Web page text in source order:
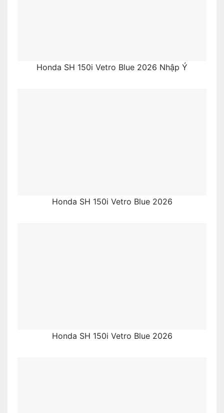
Honda SH 150i Vetro Blue 2026 Nhập Ý
Honda SH 150i Vetro Blue 2026
Honda SH 150i Vetro Blue 2026